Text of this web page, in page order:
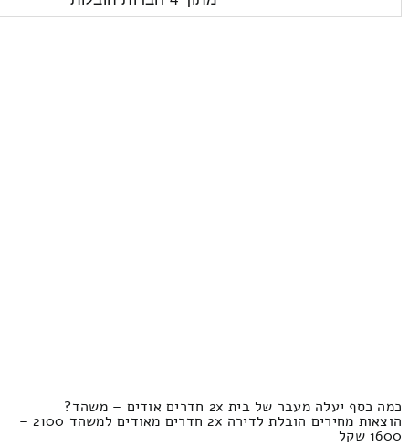
כמה כסף יעלה מעבר של בית 2x חדרים אודים – משהד?
הוצאות מחירים הובלת לדירה 2x חדרים מאודים למשהד 2100 –
1600 שקל